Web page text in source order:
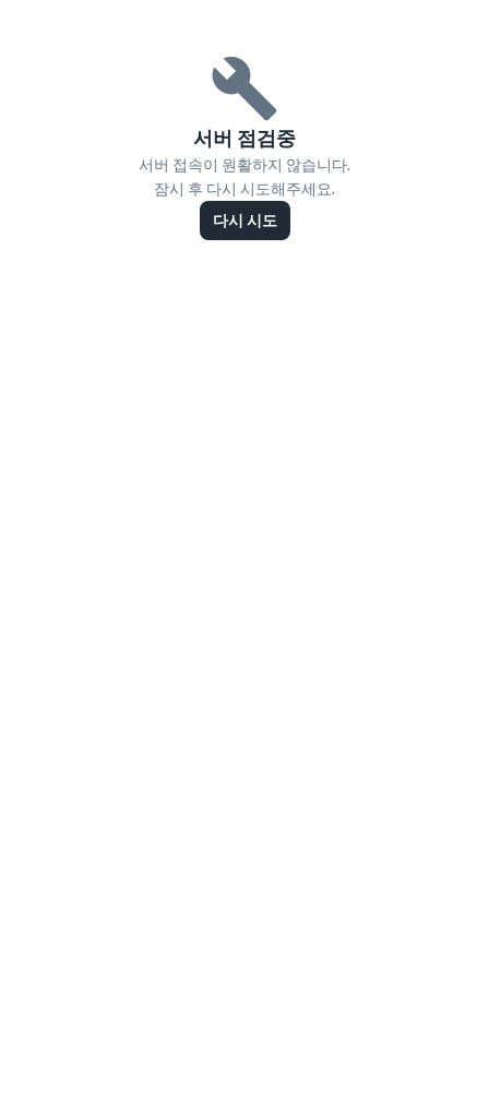
서버 점검중
서버 접속이 원활하지 않습니다.
잠시 후 다시 시도해주세요.
다시 시도